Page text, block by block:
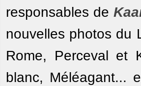
responsables de
nouvelles photos du
Rome, Perceval et
blanc, Méléagant...